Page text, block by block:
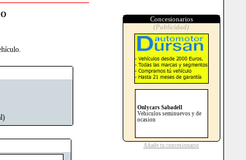
Concesionarios
(Publicidad)
Onlycars Sabadell
Vehiculos seminuevos y de
ocasion
Añade tu concesionario